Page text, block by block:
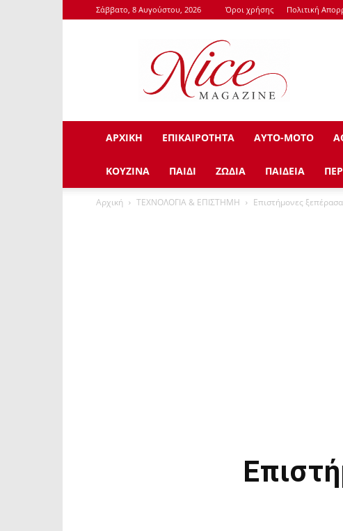
Σάββατο, 8 Αυγούστου, 2026 Όροι χρήσης Πολιτική
NiceMagazine.Gr
ΑΡΧΙΚΗ ΕΠΙΚΑΙΡΟΤΗΤΑ ΑΥΤΟ-ΜΟΤΟ
ΚΟΥΖΙΝΑ ΠΑΙΔΙ ΖΩΔΙΑ ΠΑΙΔΕΙΑ
Αρχική ΤΕΧΝΟΛΟΓΙΑ & ΕΠΙΣΤΗΜΗ Επιστήμονες